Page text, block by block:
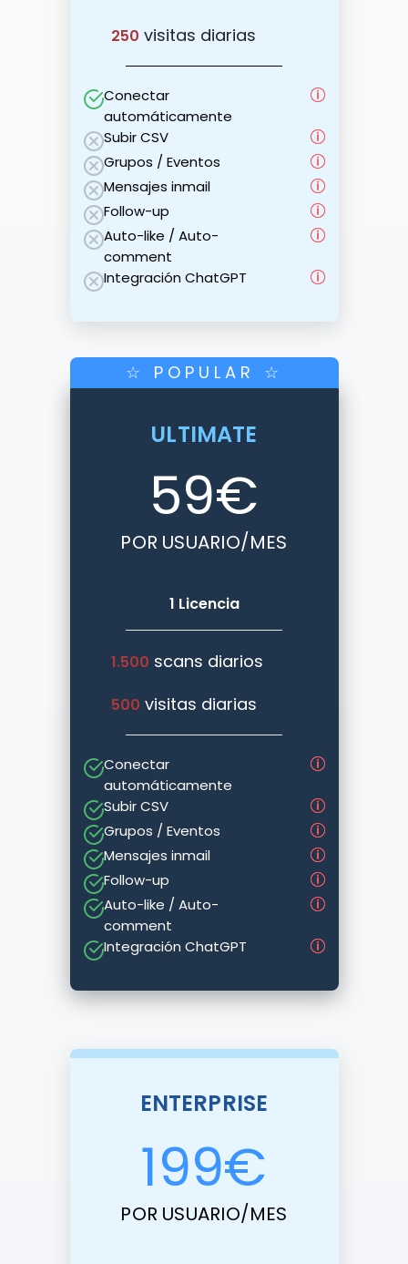
250 visitas diarias
Conectar
automáticamente
Subir CSV
Grupos / Eventos
Mensajes inmail
Follow-up
Auto-like / Auto-
comment
Integración ChatGPT
☆ POPULAR ☆
ULTIMATE
59€
POR USUARIO/MES
1 Licencia
1.500 scans diarios
500 visitas diarias
Conectar
automáticamente
Subir CSV
Grupos / Eventos
Mensajes inmail
Follow-up
Auto-like / Auto-
comment
Integración ChatGPT
ENTERPRISE
199€
POR USUARIO/MES